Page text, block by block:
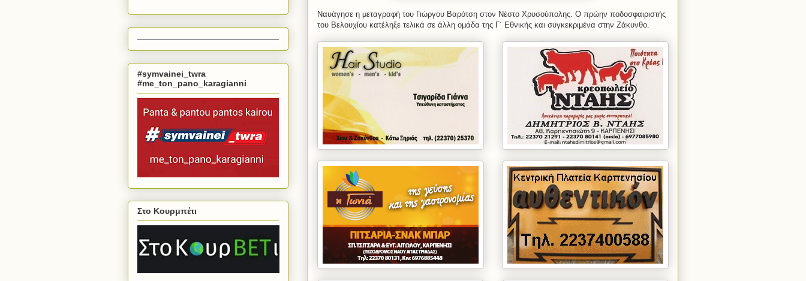
Ναυάγησε η μεταγραφή του Γιώργου Βαρότση στον Νέστο Χρυσούπολης. Ο πρώην ποδοσφαιριστής
του Βελουχίου κατέληξε τελικά σε άλλη ομάδα της Γ΄ Εθνικής και συγκεκριμένα στην Ζάκυνθο.
#symvainei_twra
#me_ton_pano_karagianni
Στο Κουρμπέτι